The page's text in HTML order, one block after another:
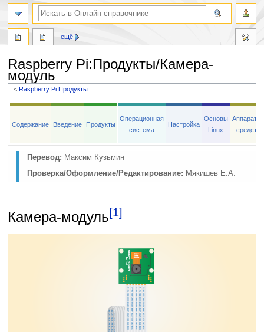
Raspberry Pi:Продукты/Камера-
модуль
<Raspberry Pi:Продукты
Перейти
навигации
Перейти
поиску
Содержание Введение Продукты
Операционная
система
Настройка
Основы
Linux
средства
Перевод: Максим Кузьмин
Проверка/Оформление/Редактирование: Мякишев Е.А.
Камера-модуль[1]
ещё